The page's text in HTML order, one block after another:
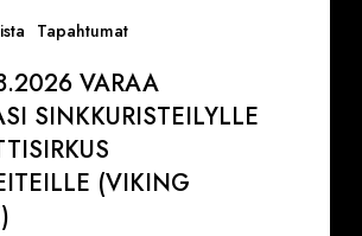
Tapahtumat
VARAA
SINKKURISTEILYLLE
(VIKING